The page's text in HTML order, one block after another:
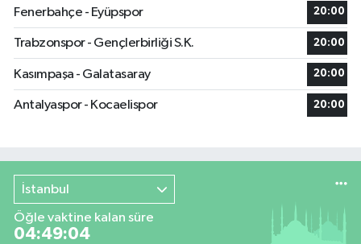
Fenerbahçe - Eyüpspor 20:00
Trabzonspor - Gençlerbirliği S.K. 20:00
Kasımpaşa - Galatasaray 20:00
Antalyaspor - Kocaelispor 20:00
İstanbul
Öğle vaktine kalan süre
04:49:03